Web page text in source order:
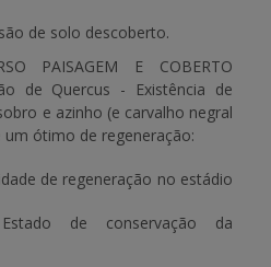
de solo descoberto.
PAISAGEM E COBERTO
de Quercus - Existência de
e azinho (e carvalho negral
ótimo de regeneração:
de regeneração no estádio
de conservação da